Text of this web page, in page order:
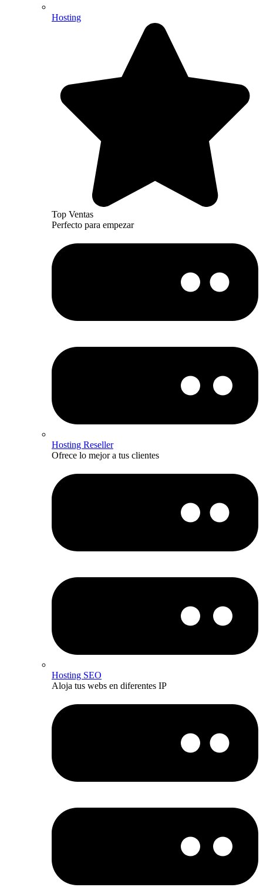
Hosting
Top Ventas
Perfecto para empezar
Hosting Reseller
Ofrece lo mejor a tus clientes
Hosting SEO
Aloja tus webs en diferentes IP